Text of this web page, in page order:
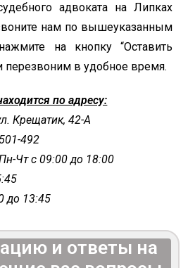
адвоката на Липках
нам по вышеуказанным
на кнопку “Оставить
перезвоним в удобное время.
по адресу:
Крещатик, 42-А
492
Чт с 09:00 до 18:00
до 13:45
и ответы на